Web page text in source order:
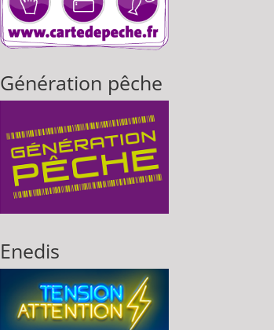
Génération pêche
Enedis